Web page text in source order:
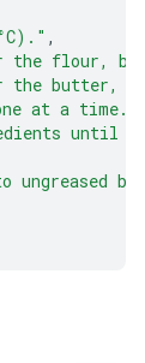
,
the flour,
the butter,
at a time."
until
ungreased